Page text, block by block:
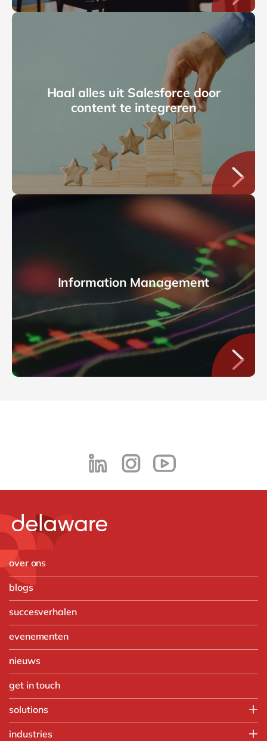
Haal alles uit Salesforce door
content te integreren
Information Management
over ons
blogs
succesverhalen
evenementen
nieuws
get in touch
solutions
Customer Experience
industries